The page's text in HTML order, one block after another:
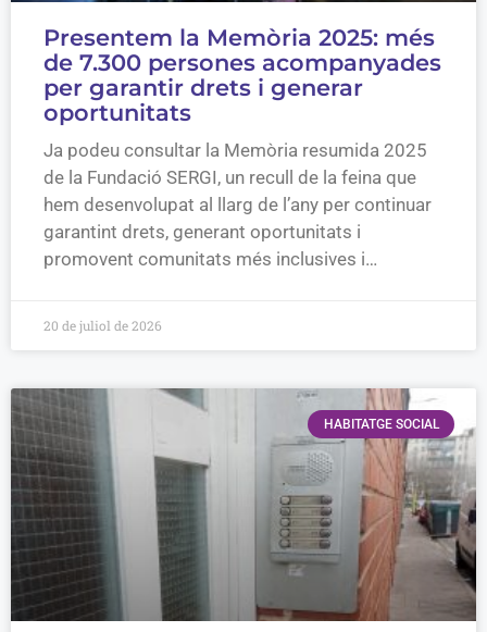
Presentem la Memòria 2025: més
de 7.300 persones acompanyades
per garantir drets i generar
oportunitats
Ja podeu consultar la Memòria resumida 2025
de la Fundació SERGI, un recull de la feina que
hem desenvolupat al llarg de l’any per continuar
garantint drets, generant oportunitats i
promovent comunitats més inclusives i…
20 de juliol de 2026
HABITATGE SOCIAL